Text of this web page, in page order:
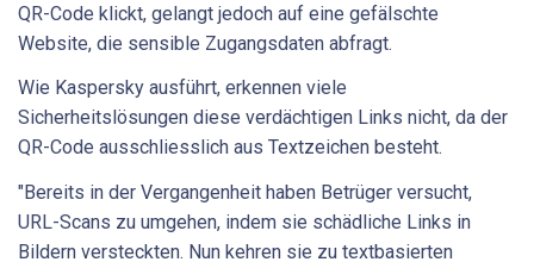
QR-Code klickt, gelangt jedoch auf eine gefälschte
Website, die sensible Zugangsdaten abfragt.
Wie Kaspersky ausführt, erkennen viele
Sicherheitslösungen diese verdächtigen Links nicht, da der
QR-Code ausschliesslich aus Textzeichen besteht.
"Bereits in der Vergangenheit haben Betrüger versucht,
URL-Scans zu umgehen, indem sie schädliche Links in
Bildern versteckten. Nun kehren sie zu textbasierten